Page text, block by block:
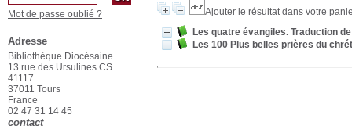
Ajouter le résultat dans votre
Les quatre évangiles. Traduction
Les 100 Plus belles prières du
Mot de passe oublié ?
Adresse
Bibliothèque Diocésaine
13 rue des Ursulines CS
41117
37011 Tours
France
02 47 31 14 45
contact